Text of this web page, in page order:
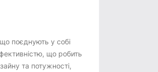
поєднують у собі
що робить
та потужності,